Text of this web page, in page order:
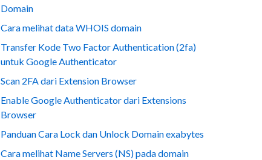
Domain
Cara melihat data WHOIS domain
Transfer Kode Two Factor Authentication (2fa)
untuk Google Authenticator
Scan 2FA dari Extension Browser
Enable Google Authenticator dari Extensions
Browser
Panduan Cara Lock dan Unlock Domain exabytes
Cara melihat Name Servers (NS) pada domain